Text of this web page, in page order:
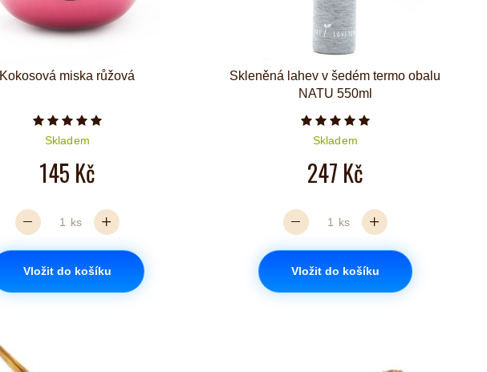
Kokosová miska růžová
Počet hvězdiček je 5 z 5
Skladem
145 Kč
ks
Vložit do košíku
Skleněná lahev v šedém termo obalu
NATU 550ml
Počet hvězdiček je 5 z 5
Skladem
247 Kč
ks
Vložit do košíku